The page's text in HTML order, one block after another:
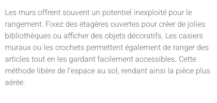
Les murs offrent souvent un potentiel inexploité pour le
rangement. Fixez des étagères ouvertes pour créer de jolies
bibliothèques ou afficher des objets décoratifs. Les casiers
muraux ou les crochets permettent également de ranger des
articles tout en les gardant facilement accessibles. Cette
méthode libère de l’espace au sol, rendant ainsi la pièce plus
aérée.